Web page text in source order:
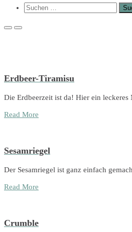
Show
Suchen
PrimaryPrimary
Erdbeer-Tiramisu
Die Erdbeerzeit ist da! Hier ein leckeres
Read More
Sesamriegel
Der Sesamriegel ist ganz einfach
Read More
Crumble